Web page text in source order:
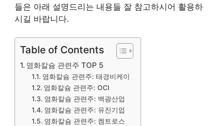
들은 아래 설명드리는 내용들 잘 참고하시어 활용하
시길 바랍니다.
Table of Contents
염화칼슘 관련주 TOP 5
염화칼슘 관련주: 태경비케이
염화칼슘 관련주: OCI
염화칼슘 관련주: 백광산업
염화칼슘 관련주: 유진기업
염화칼슘 관련주: 켐트로스